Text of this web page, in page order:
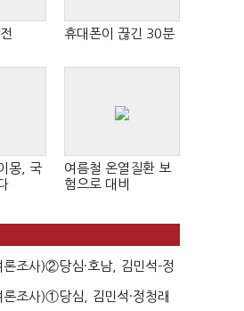
휴대폰이 끊긴 30분
몽, 국
여름철 온열질환 보
험으로 대비
론조사)②당심·호남, 김민석-정
접전'...
론조사)①당심, 김민석·정청래